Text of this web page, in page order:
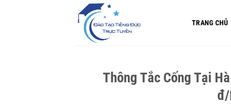
TRANG CHỦ
Thông Tắc Cống Tại